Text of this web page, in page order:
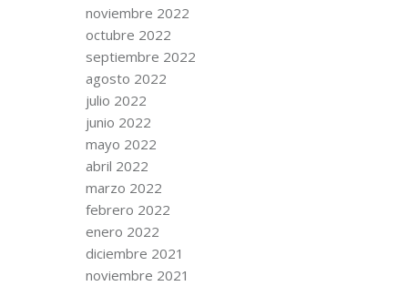
noviembre 2022
octubre 2022
septiembre 2022
agosto 2022
julio 2022
junio 2022
mayo 2022
abril 2022
marzo 2022
febrero 2022
enero 2022
diciembre 2021
noviembre 2021